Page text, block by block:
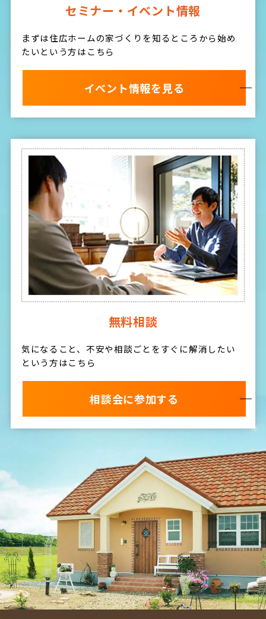
セミナー・イベント情報
まずは住広ホームの家づくりを知るところから始め
たいという方はこちら
イベント情報を見る
無料相談
気になること、不安や相談ごとをすぐに解消したい
という方はこちら
相談会に参加する